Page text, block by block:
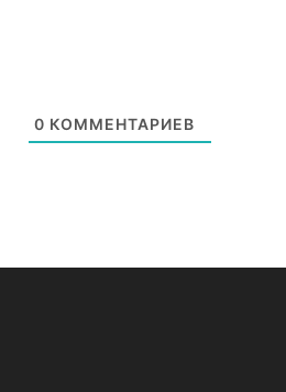
0 КОММЕНТАРИЕВ